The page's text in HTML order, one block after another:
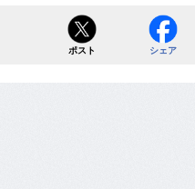
ポスト シェア